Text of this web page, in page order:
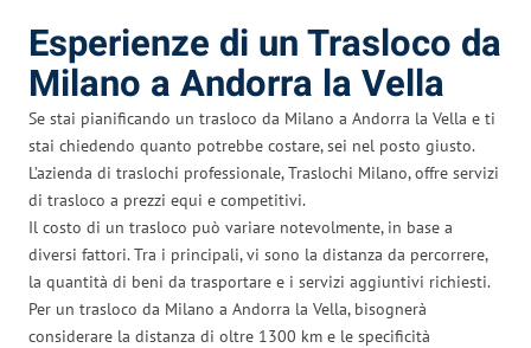
Esperienze di un Trasloco da
Milano a Andorra la Vella
Se stai pianificando un trasloco da Milano a Andorra la Vella e ti
stai chiedendo quanto potrebbe costare, sei nel posto giusto.
L’azienda di traslochi professionale, Traslochi Milano, offre servizi
di trasloco a prezzi equi e competitivi.
Il costo di un trasloco può variare notevolmente, in base a
diversi fattori. Tra i principali, vi sono la distanza da percorrere,
la quantità di beni da trasportare e i servizi aggiuntivi richiesti.
Per un trasloco da Milano a Andorra la Vella, bisognerà
considerare la distanza di oltre 1300 km e le specificità